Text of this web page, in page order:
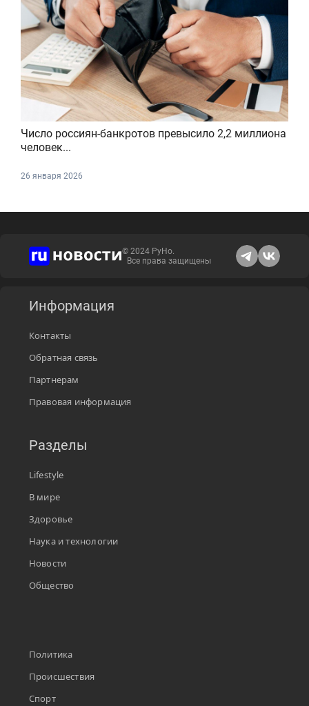
Число россиян-банкротов превысило 2,2 миллиона
человек...
26 января 2026
© 2024 РуНо.
Все права защищены
Информация
Контакты
Обратная связь
Партнерам
Правовая информация
Разделы
Lifestyle
В мире
Здоровье
Наука и технологии
Новости
Общество
Политика
Происшествия
Спорт